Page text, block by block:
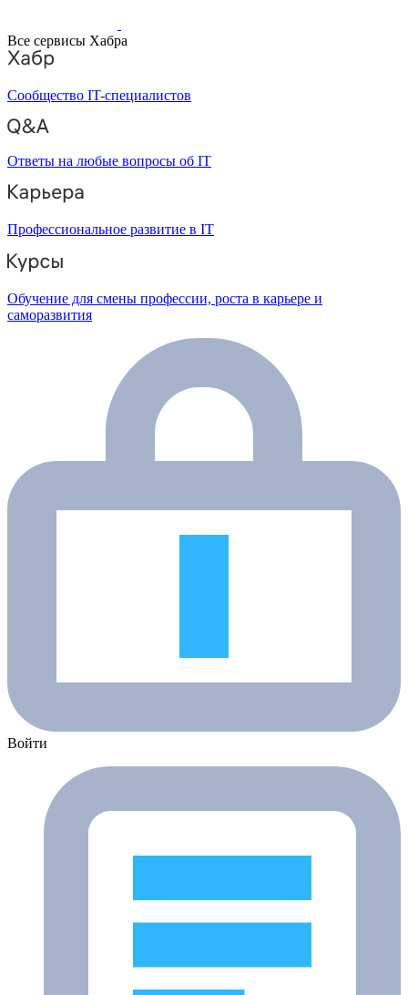
Все сервисы Хабра
Сообщество IT-специалистов
Ответы на любые вопросы об IT
Профессиональное развитие в IT
Обучение для смены профессии, роста в карьере и
саморазвития
Войти